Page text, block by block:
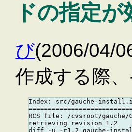
ドの指定
び(2006/04/
作成する際
Index: src/gauche-
RCS file: /cvsroot/
retrieving revision 1.2
diff -u -r1.2 gauche-